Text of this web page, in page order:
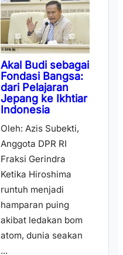
Akal Budi sebagai
Fondasi Bangsa:
dari Pelajaran
Jepang ke Ikhtiar
Indonesia
Oleh: Azis Subekti,
Anggota DPR RI
Fraksi Gerindra
Ketika Hiroshima
runtuh menjadi
hamparan puing
akibat ledakan bom
atom, dunia seakan
...